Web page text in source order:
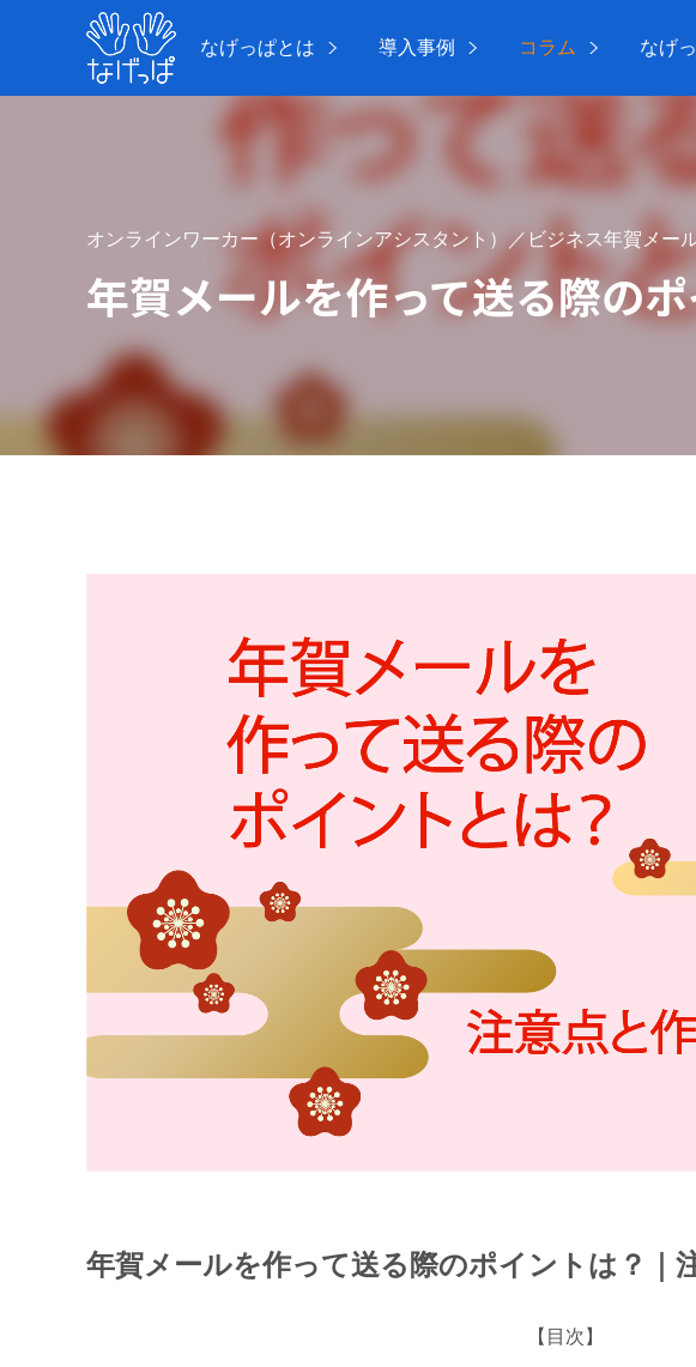
なげっぱとは 導入事例 コラム なげ
オンラインワーカー（オンラインアシスタント）／ビジネス年賀メー
年賀メールを作って送る際の
年賀メールを作って送る際のポイントは？｜
【目次】